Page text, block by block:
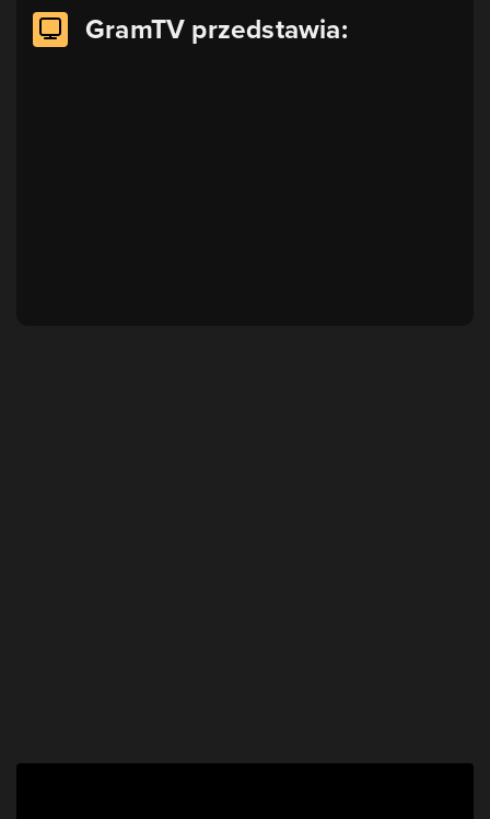
GramTV przedstawia: